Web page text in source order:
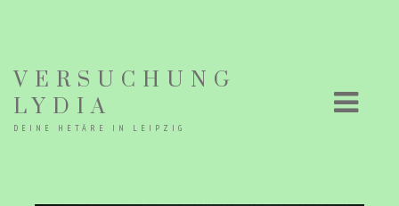
VERSUCHUNG
LYDIA
DEINE HETÄRE IN LEIPZIG